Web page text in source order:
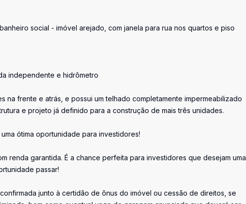
social - imóvel arejado, com janela para rua nos quartos e piso
independente e hidrômetro
frente e atrás, e possui um telhado completamente impermeabilizado
e projeto já definido para a construção de mais três unidades.
ótima oportunidade para investidores!
renda garantida. É a chance perfeita para investidores que desejam uma
passar!
junto à certidão de ônus do imóvel ou cessão de direitos, se